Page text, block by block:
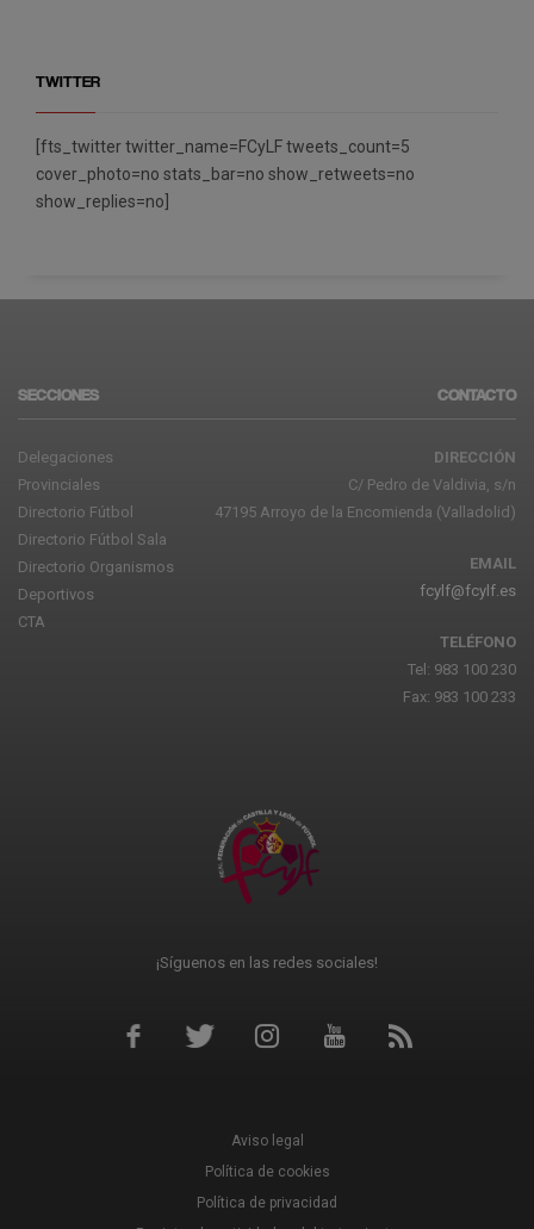
TWITTER
[fts_twitter twitter_name=FCyLF tweets_count=5
cover_photo=no stats_bar=no show_retweets=no
show_replies=no]
SECCIONES
Delegaciones
Provinciales
Directorio Fútbol
Directorio Fútbol Sala
Directorio Organismos
Deportivos
CTA
CONTACTO
DIRECCIÓN
C/ Pedro de Valdivia, s/n
47195 Arroyo de la Encomienda (Valladolid)
EMAIL
fcylf@fcylf.es
TELÉFONO
Tel: 983 100 230
Fax: 983 100 233
¡Síguenos en las redes sociales!
Aviso legal
Política de cookies
Política de privacidad